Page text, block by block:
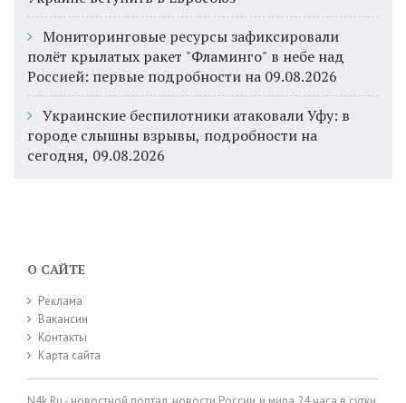
Мониторинговые ресурсы зафиксировали
полёт крылатых ракет "Фламинго" в небе над
Россией: первые подробности на 09.08.2026
Украинские беспилотники атаковали Уфу: в
городе слышны взрывы, подробности на
сегодня, 09.08.2026
О САЙТЕ
Реклама
Вакансии
Контакты
Карта сайта